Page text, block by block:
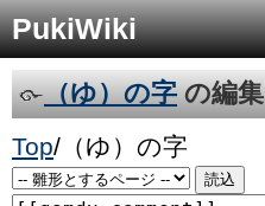
PukiWiki
（ゆ）の字の編集
Top/ （ゆ）の字